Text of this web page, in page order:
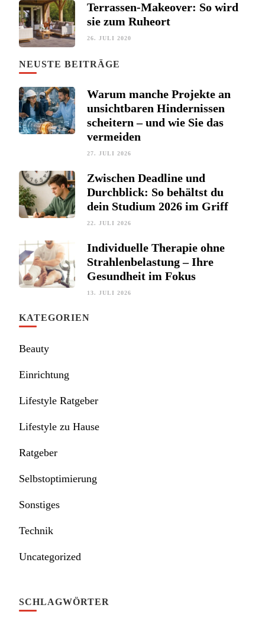
Terrassen-Makeover: So wird
sie zum Ruheort
26. JULI 2020
NEUSTE BEITRÄGE
Warum manche Projekte an
unsichtbaren Hindernissen
scheitern – und wie Sie das
vermeiden
27. JULI 2026
Zwischen Deadline und
Durchblick: So behältst du
dein Studium 2026 im Griff
22. JULI 2026
Individuelle Therapie ohne
Strahlenbelastung – Ihre
Gesundheit im Fokus
13. JULI 2026
KATEGORIEN
Beauty
Einrichtung
Lifestyle Ratgeber
Lifestyle zu Hause
Ratgeber
Selbstoptimierung
Sonstiges
Technik
Uncategorized
SCHLAGWÖRTER